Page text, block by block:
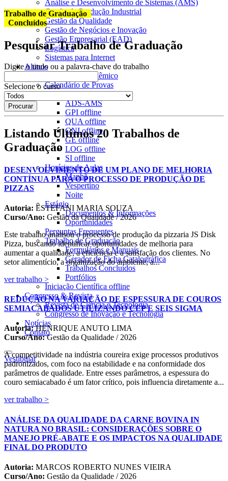
Análise e Desenvolvimento de Sistemas (AMS)
Gestão da Produção Industrial
Gestão da Qualidade
Gestão de Negócios e Inovação
Gestão Empresarial (EAD)
Logística
Sistemas para Internet
Alunos
Calendário Acadêmico
Calendário de Provas
ADSoffline
ADS-AMS
GPI offline
QUA offline
GNIoffline
GEoffline
LOG offline
SI offline
Horários de Aulas
Manhã
Vespertino
Noite
Estágio
Documentos & Informações
Oportunidades
Perguntas Frequentes
Trabalho de Graduação
Formulários e Manuais
Gerador de Ficha Catalográfica
Trabalhos Concluídos
Portfólios
Iniciação Científica offline
Congresso & Revista
Revista de Ciência e Tecnologia
Congresso de Inovação e Tecnologia
Notícias
Contato
Vestibular
Trabalho de Graduação
Concluídos
Pesquisar Trabalho de Graduação
Digite o titulo ou a palavra-chave do trabalho
Selecione o curso
Listando Últimos 20 Trabalhos de
Graduação
DESENVOLVIMENTO DE UM PLANO DE MELHORIA
CONTÍNUA PARA O PROCESSO DE PRODUÇÃO DE
PIZZAS
Autoria: ESTEFANI MARIA SOUZA
Curso/Ano: Gestão da Qualidade / 2026
Este trabalho analisou o processo de produção da pizzaria JS Disk
Pizza, buscando identificar oportunidades de melhoria para
aumentar a qualidade, a eficiência e a satisfação dos clientes. No
setor alimentício, a organização do ambiente, a...
ver trabalho >
REDUÇÃO NA VARIAÇÃO DE ESPESSURA DE COUROS
SEMIACABADOS UTILIZANDO CEP E SEIS SIGMA
Autoria:HENRIQUE ANUTO LIMA
Curso/Ano:Gestão da Qualidade / 2026
A competitividade na indústria coureira exige processos produtivos
padronizados, com foco na estabilidade e na conformidade dos
parâmetros de qualidade. Entre esses parâmetros, a espessura do
couro semiacabado é um fator crítico, pois influencia diretamente a...
ver trabalho >
ANÁLISE DA QUALIDADE DA CARNE BOVINA IN
NATURA NO BRASIL: CONSIDERAÇÕES SOBRE O
MANEJO PRÉ-ABATE E OS IMPACTOS NA QUALIDADE
FINAL DO PRODUTO
Autoria: MARCOS ROBERTO NUNES VIEIRA
Curso/Ano: Gestão da Qualidade / 2026